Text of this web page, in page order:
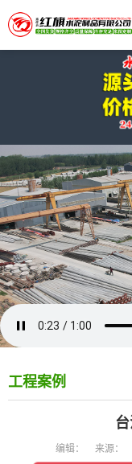
工程案例
编辑： 来源：